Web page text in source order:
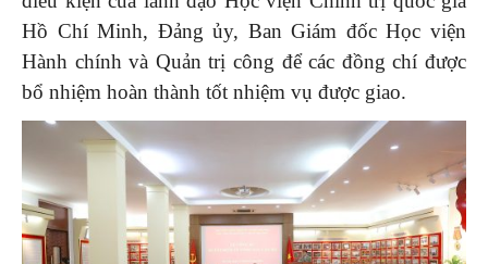
Hồ Chí Minh, Đảng ủy, Ban Giám đốc Học viện
Hành chính và Quản trị công để các đồng chí được
bổ nhiệm hoàn thành tốt nhiệm vụ được giao.